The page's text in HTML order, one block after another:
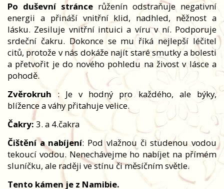
Po duševní stráncerůženín odstraňuje negativní
energii a přináší vnitřní klid, nadhled, něžnost a
lásku. Zesiluje vnitřní intuici a víru v ní. Podporuje
srdeční čakru. Dokonce se mu říká nejlepší léčitel
citů, protože v nás dokáže najít staré smutky a bolesti
a přetvořit je do nového pohledu na živost v lásce a
pohodě.
Zvěrokruh: Je v hodný pro každého, ale býky,
blížence a váhy přitahuje velice.
Čakry:3. a 4.čakra
Čištění a nabíjení: Pod vlažnou či studenou vodou
tekoucí vodou. Nenechávejme ho nabíjet na přímém
sluníčku, ale raději ve stínu či měsíčním světle.
Tento kámen je z Namibie.